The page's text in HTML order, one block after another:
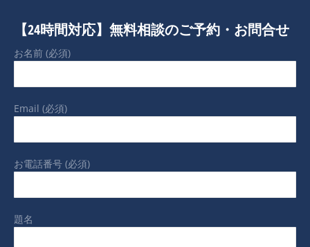
【24時間対応】無料相談のご予約・お問合せ
お名前 (必須)
Email (必須)
お電話番号 (必須)
題名